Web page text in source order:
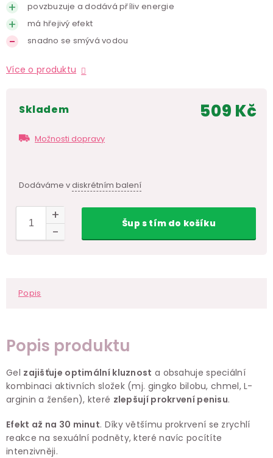
povzbuzuje a dodává příliv energie
má hřejivý efekt
snadno se smývá vodou
Více o produktu
skladem
Možnosti dopravy
Dodáváme vdiskrétním balení
509 Kč
Šups tímdo košíku
Popis
Popis produktu
Gel zajišťuje optimální kluznost a obsahuje speciální
kombinaci aktivních složek (mj. gingko bilobu, chmel, L-
arginin a ženšen), které zlepšují prokrvení penisu.
Efekt až na 30 minut. Díky většímu prokrvení se zrychlí
reakce na sexuální podněty, které navíc pocítíte
intenzivněji.